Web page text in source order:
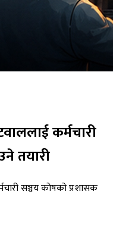
कर्मचारी
तयारी